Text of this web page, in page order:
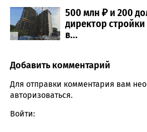
500 млн ₽ и 200
директор
в...
Comment section
Добавить комментарий
Для отправки комментария вам
авторизоваться.
Войти: